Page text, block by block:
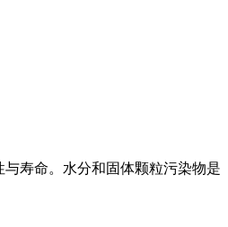
寿命。水分和固体颗粒污染物是